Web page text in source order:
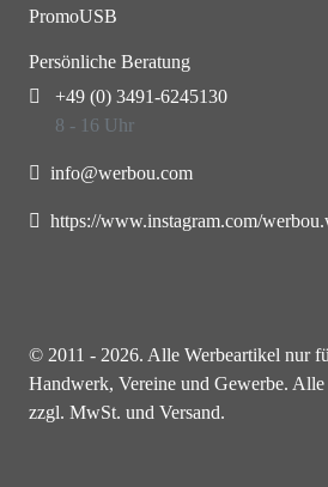
PromoUSB
Persönliche Beratung
+49 (0) 3491-6245130
8 - 16 Uhr
info@werbou.com
https://www.instagram.com/
© 2011 - 2026. Alle Werbeartikel nur
Handwerk, Vereine und Gewerbe. Alle
zzgl. MwSt. und Versand.